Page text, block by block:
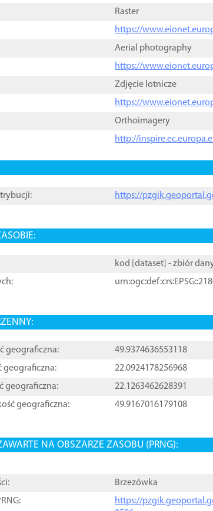
Raster
https://
Aerial photography
https://
Zdjęcie lotnicze
https://
Orthoimagery
http://
https://
kod [ dataset ] - zbiór
geograficzna:
49.9374636553118
geograficzna:
22.0924178256968
geograficzna:
22.1263462628391
geograficzna:
49.9167016179108
NA OBSZARZE ZASOBU (PRNG):
Brzezówka
https://